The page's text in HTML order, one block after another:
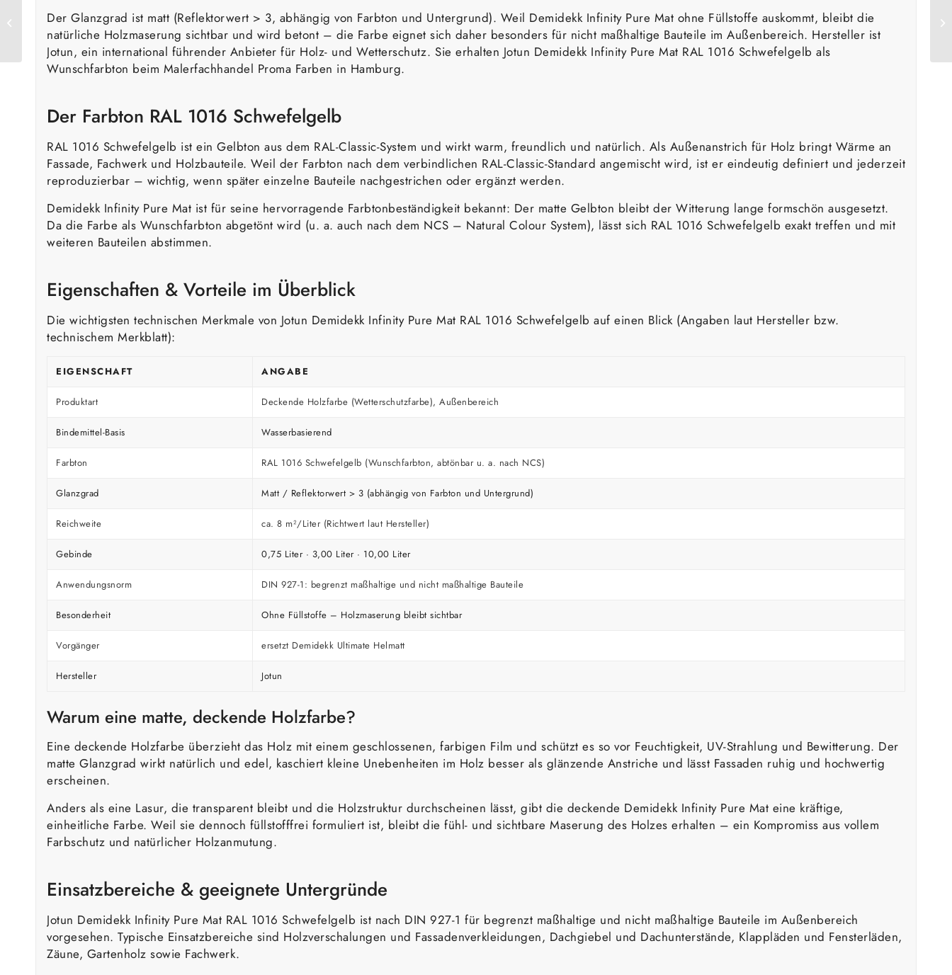
Der Glanzgrad ist matt (Reflektorwert > 3, abhängig von Farbton und Untergrund). Weil Demidekk Infinity Pure Mat ohne Füllstoffe auskommt, bleibt die
natürliche Holzmaserung sichtbar und wird betont – die Farbe eignet sich daher besonders für nicht maßhaltige Bauteile im Außenbereich. Hersteller ist
Jotun, ein international führender Anbieter für Holz- und Wetterschutz. Sie erhalten Jotun Demidekk Infinity Pure Mat RAL 1016 Schwefelgelb als
Wunschfarbton beim Malerfachhandel Proma Farben in Hamburg.
Der Farbton RAL 1016 Schwefelgelb
RAL 1016 Schwefelgelb ist ein Gelbton aus dem RAL-Classic-System und wirkt warm, freundlich und natürlich. Als Außenanstrich für Holz bringt Wärme an
Fassade, Fachwerk und Holzbauteile. Weil der Farbton nach dem verbindlichen RAL-Classic-Standard angemischt wird, ist er eindeutig definiert und jederzeit
reproduzierbar – wichtig, wenn später einzelne Bauteile nachgestrichen oder ergänzt werden.
Demidekk Infinity Pure Mat ist für seine hervorragende Farbtonbeständigkeit bekannt: Der matte Gelbton bleibt der Witterung lange formschön ausgesetzt.
Da die Farbe als Wunschfarbton abgetönt wird (u. a. auch nach dem NCS – Natural Colour System), lässt sich RAL 1016 Schwefelgelb exakt treffen und mit
weiteren Bauteilen abstimmen.
Eigenschaften & Vorteile im Überblick
Die wichtigsten technischen Merkmale von Jotun Demidekk Infinity Pure Mat RAL 1016 Schwefelgelb auf einen Blick (Angaben laut Hersteller bzw.
technischem Merkblatt):
EIGENSCHAFT ANGABE
Produktart Deckende Holzfarbe (Wetterschutzfarbe), Außenbereich
Bindemittel-Basis Wasserbasierend
Farbton RAL 1016 Schwefelgelb (Wunschfarbton, abtönbar u. a. nach NCS)
Glanzgrad Matt / Reflektorwert > 3 (abhängig von Farbton und Untergrund)
Reichweite ca. 8 m²/Liter (Richtwert laut Hersteller)
Gebinde 0,75 Liter · 3,00 Liter · 10,00 Liter
Anwendungsnorm DIN 927-1: begrenzt maßhaltige und nicht maßhaltige Bauteile
Besonderheit Ohne Füllstoffe – Holzmaserung bleibt sichtbar
Vorgänger ersetzt Demidekk Ultimate Helmatt
Hersteller Jotun
Warum eine matte, deckende Holzfarbe?
Eine deckende Holzfarbe überzieht das Holz mit einem geschlossenen, farbigen Film und schützt es so vor Feuchtigkeit, UV-Strahlung und Bewitterung. Der
matte Glanzgrad wirkt natürlich und edel, kaschiert kleine Unebenheiten im Holz besser als glänzende Anstriche und lässt Fassaden ruhig und hochwertig
erscheinen.
Anders als eine Lasur, die transparent bleibt und die Holzstruktur durchscheinen lässt, gibt die deckende Demidekk Infinity Pure Mat eine kräftige,
einheitliche Farbe. Weil sie dennoch füllstofffrei formuliert ist, bleibt die fühl- und sichtbare Maserung des Holzes erhalten – ein Kompromiss aus vollem
Farbschutz und natürlicher Holzanmutung.
Einsatzbereiche & geeignete Untergründe
Jotun Demidekk Infinity Pure Mat RAL 1016 Schwefelgelb ist nach DIN 927-1 für begrenzt maßhaltige und nicht maßhaltige Bauteile im Außenbereich
vorgesehen. Typische Einsatzbereiche sind Holzverschalungen und Fassadenverkleidungen, Dachgiebel und Dachunterstände, Klappläden und Fensterläden,
Zäune, Gartenholz sowie Fachwerk.
Pure Mat RAL 1015
Hellelfenbein